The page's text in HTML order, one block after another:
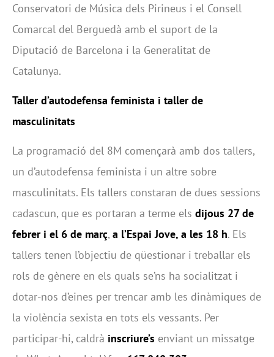
Conservatori de Música dels Pirineus i el Consell
Comarcal del Berguedà amb el suport de la
Diputació de Barcelona i la Generalitat de
Catalunya.
Taller d’autodefensa feminista i taller de
masculinitats
La programació del 8M començarà amb dos tallers,
un d’autodefensa feminista i un altre sobre
masculinitats. Els tallers constaran de dues sessions
cadascun, que es portaran a terme els dijous 27 de
febrer i el 6 de març, a l’Espai Jove, a les 18 h. Els
tallers tenen l’objectiu de qüestionar i treballar els
rols de gènere en els quals se’ns ha socialitzat i
dotar-nos d’eines per trencar amb les dinàmiques de
la violència sexista en tots els vessants. Per
participar-hi, caldrà inscriure’s enviant un missatge